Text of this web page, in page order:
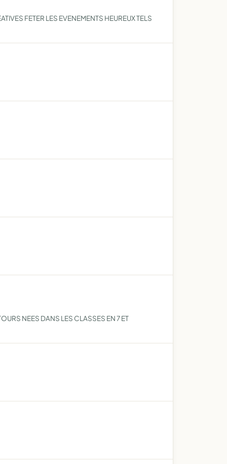
FETER LES EVENEMENTS HEUREUX TELS
NEES DANS LES CLASSES EN 7 ET